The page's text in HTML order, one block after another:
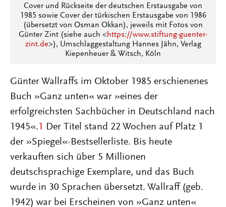
Cover und Rückseite der deutschen Erstausgabe von
1985 sowie Cover der türkischen Erstausgabe von 1986
(übersetzt von Osman Okkan), jeweils mit Fotos von
Günter Zint (siehe auch <https://www.stiftung-guenter-
zint.de>), Umschlaggestaltung Hannes Jähn, Verlag
Kiepenheuer & Witsch, Köln
Günter Wallraffs im Oktober 1985 erschienenes
Buch »Ganz unten« war »eines der
erfolgreichsten Sachbücher in Deutschland nach
1945«.1
Der Titel stand 22 Wochen auf Platz 1
der »Spiegel«-Bestsellerliste. Bis heute
verkauften sich über 5 Millionen
deutschsprachige Exemplare, und das Buch
wurde in 30 Sprachen übersetzt. Wallraff (geb.
1942) war bei Erscheinen von »Ganz unten«